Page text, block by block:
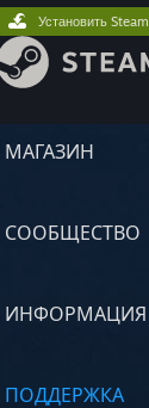
МАГАЗИН
СООБЩЕСТВО
ИНФОРМАЦИЯ
ПОДДЕРЖКА
Установить Steam